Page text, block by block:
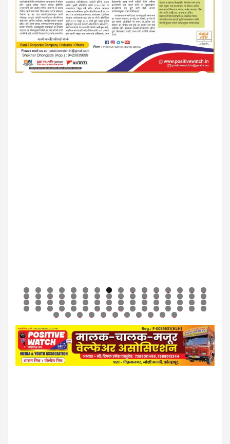
0 1 2 3 4 5 6
7 8 9 0 1 2 3 4 5 6 7 8 9 0 1 2
3 4 5 6 7 8 9 0 1 2 3 4 5 6 7 8
9 0 1 2 3 4 5 6 7 8 9 0 1 2 3 4
5 6 7 8 9 0 1 2 3 4 5